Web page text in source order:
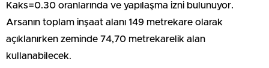
Kaks=0.30 oranlarında ve yapılaşma izni bulunuyor.
Arsanın toplam inşaat alanı 149 metrekare olarak
açıklanırken zeminde 74,70 metrekarelik alan
kullanabilecek.